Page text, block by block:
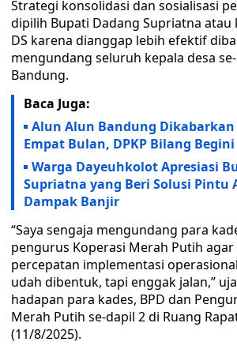
Strategi konsolidasi dan sosialisasi
dipilih Bupati Dadang Supriatna atau
DS karena dianggap lebih efektif
mengundang seluruh kepala desa
Bandung.
Baca Juga:
Alun Alun Bandung Dikabarkan
Empat Bulan, DPKP Bilang Begini
Warga Dayeuhkolot Apresiasi
Supriatna yang Beri Solusi Pintu
Dampak Banjir
“Saya sengaja mengundang para
pengurus Koperasi Merah Putih
percepatan implementasi
udah dibentuk, tapi enggak jalan,”
hadapan para kades, BPD dan
Merah Putih se-dapil 2 di Ruang
(11/8/2025).